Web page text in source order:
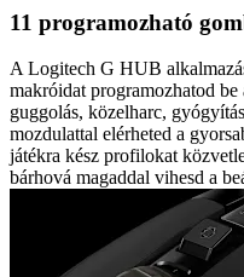
11 programozható
A Logitech G HUB
makróidat programozhatod
guggolás, közelharc,
mozdulattal elérheted a
játékra kész profilokat
bárhová magaddal vihesd a